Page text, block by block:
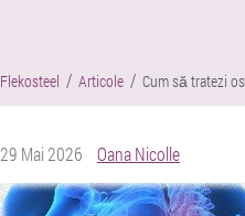
Flekosteel Articole Cum să tratezi
29 Mai 2026
Oana Nicolle